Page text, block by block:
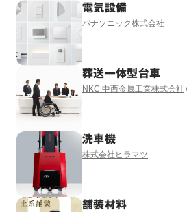
電気設備
パナソニック株式会社
葬送一体型台車
NKC 中西金属工業株式会社
洗車機
株式会社ヒラマツ
舗装材料